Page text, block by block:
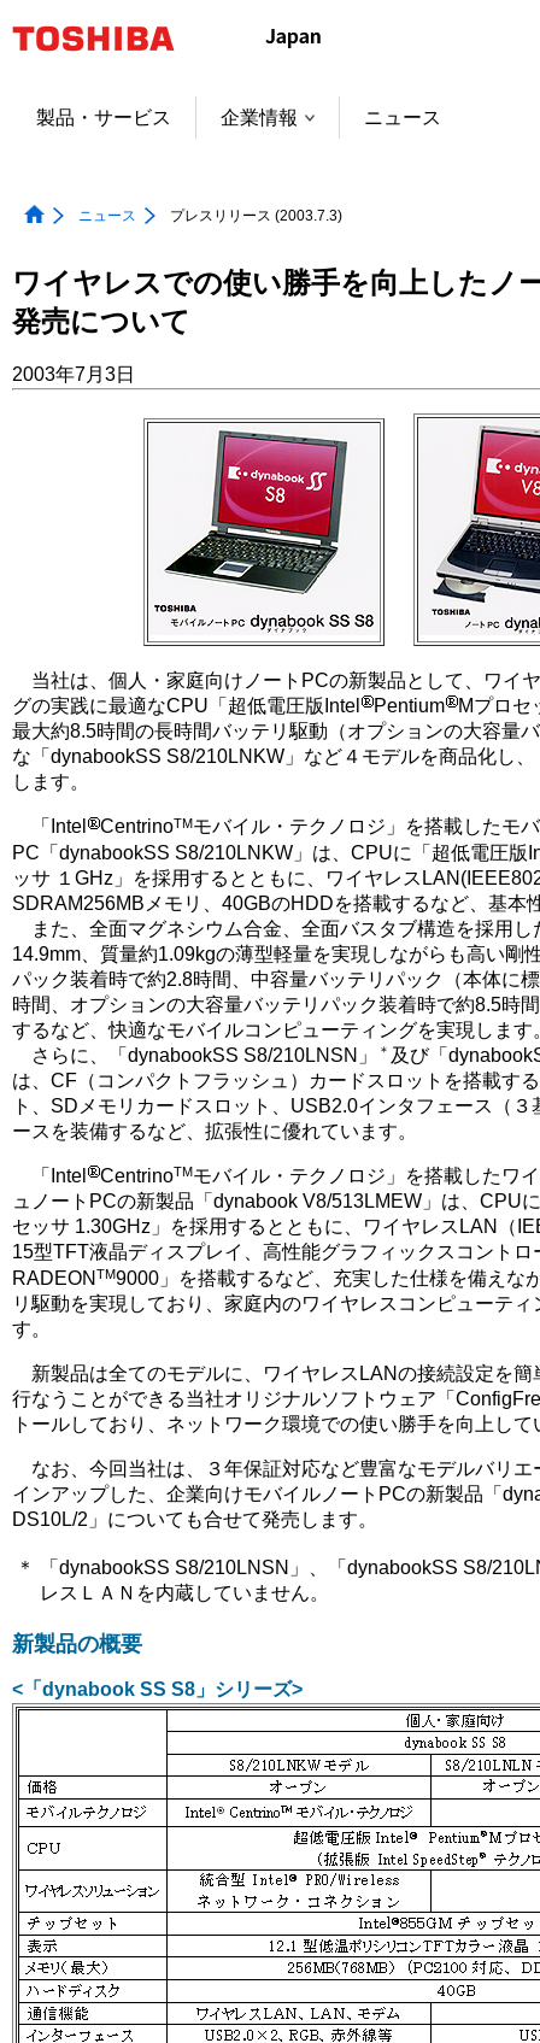
ャ
製品・サービス 企業情報 ニュース
ニュース プレスリリース (2003.7.3)
ワイヤレスでの使い勝手を向上したノ
発売について
2003年7月3日
当社は、個人・家庭向けノートPCの新製品として、ワイ
グの実践に最適なCPU「超低電圧版Intel
Pentium
Mプロセ
最大約8.5時間の長時間バッテリ駆動（オプションの大容量
な「dynabookSS S8/210LNKW」など４モデルを商品化し
します。
「Intel CentrinoTMモバイル・テクノロジ」を搭載したモ
PC「dynabookSS S8/210LNKW」は、CPUに「超低電圧版
ッサ １GHz」を採用するとともに、ワイヤレス
SDRAM256MBメモリ、40GBのHDDを搭載するなど、基本
また、全面マグネシウム合金、全面バスタブ構造を採用し
14.9mm、質量約1.09kgの薄型軽量を実現しながらも高い剛
パック装着時で約2.8時間、中容量バッテリパック（本体に
時間、オプションの大容量バッテリパック装着時で約8.5時
するなど、快適なモバイルコンピューティングを実現します
さらに、「dynabookSS S8/210LNSN」
＊ 及び「
は、CF（コンパクトフラッシュ）カードスロットを搭載す
ト、SDメモリカードスロット、USB2.0インタフェース（
ースを装備するなど、拡張性に優れています。
「Intel CentrinoTMモバイル・テクノロジ」を搭載したワ
ュノートPCの新製品「dynabook V8/513LMEW」は、CPU
セッサ 1.30GHz」を採用するとともに、ワイヤレスLAN（
15型TFT液晶ディスプレイ、高性能グラフィックスコントロ
RADEON TM9000」を搭載するなど、充実した仕様を備えな
リ駆動を実現しており、家庭内のワイヤレスコンピューテ
す。
新製品は全てのモデルに、ワイヤレスLANの接続設定を簡
行なうことができる当社オリジナルソフトウェア「
トールしており、ネットワーク環境での使い勝手を向上して
なお、今回当社は、３年保証対応など豊富なモデルバリエ
インアップした、企業向けモバイルノートPCの新製品「
DS10L/2」についても合せて発売します。
＊
「dynabookSS S8/210LNSN」、「dynabookSS S8/
レスＬＡＮを内蔵していません。
新製品の概要
<「dynabook SS S8」シリーズ>